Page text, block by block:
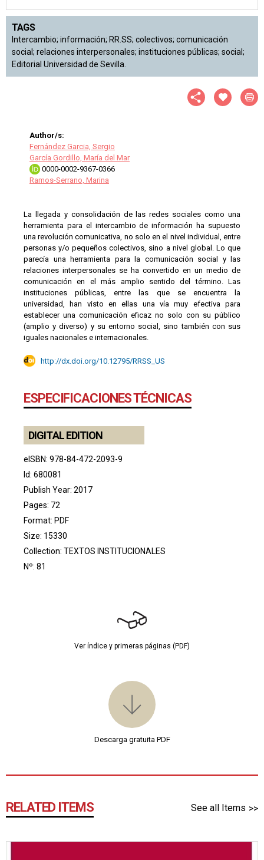
TAGS
Intercambio; información; RR.SS; colectivos; comunicación
social; relaciones interpersonales; instituciones públicas; social;
Editorial Universidad de Sevilla.
Author/s:
Fernández Garcia, Sergio
García Gordillo, María del Mar
0000-0002-9367-0366
Ramos-Serrano, Marina
La llegada y consolidación de las redes sociales como una
herramienta para el intercambio de información ha supuesto
una revolución comunicativa, no solo en el nivel individual, entre
personas y/o pequeños colectivos, sino a nivel global. Lo que
parecía una herramienta para la comunicación social y las
relaciones interpersonales se ha convertido en un medio de
comunicación en el más amplio sentido del término. Las
instituciones públicas, entre las que se encuentra la
universidad, han visto en ellas una vía muy efectiva para
establecer una comunicación eficaz no solo con su público
(amplio y diverso) y su entorno social, sino también con sus
iguales nacionales e internacionales.
http://dx.doi.org/10.12795/RRSS_US
ESPECIFICACIONES TÉCNICAS
DIGITAL EDITION
eISBN: 978-84-472-2093-9
Id: 680081
Publish Year: 2017
Pages: 72
Format: PDF
Size: 15330
Collection: TEXTOS INSTITUCIONALES
Nº: 81
Ver índice y primeras páginas (PDF)
Descarga gratuita PDF
RELATED ITEMS See all Items